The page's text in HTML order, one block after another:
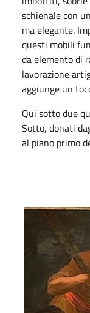
schienale con
ma elegante.
questi mobili
da elemento di
lavorazione
aggiunge un
Qui sotto due
Sotto, donati
al piano primo